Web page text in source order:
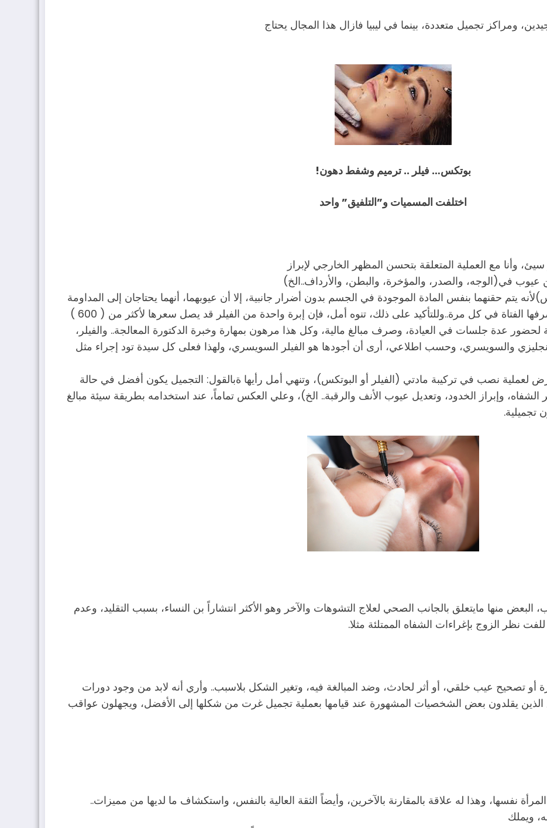
ومراكز تجميل متعددة، بينما في ليبيا فازال هذا المجال يحتاج
بوتكس… فيلر .. ترميم وشفط دهون!
اختلفت المسميات و”التلفيق” واحد
سيئ، وأنا مع العملية المتعلقة بتحسن المظهر الخارجي لإبراز
عيوب في(الوجه، والصدر، والمؤخرة، والبطن، والأرداف..الخ)
يتم حقنهما بنفس المادة الموجودة في الجسم بدون أضرار جانبية، إلا أن عيوبهما، أنهما يحتاجان إلى المداومة
والاستمرارية، مع التكلفة الباهظة التي ستصرفها الفتاة في كل مرة..وللتأكيد على ذلك، تنوه أمل، فإن إبرة واحدة من الفيلر قد يصل سعرها لأكثر من ( 600 )
لحضور عدة جلسات في العيادة، وصرف مبالغ مالية، وكل هذا مرهون بمهارة وخبرة الدكتورة المعالجة.. والفيلر،
والسويسري، وحسب اطلاعي، أرى أن أجودها هو الفيلر السويسري، ولهذا فعلى كل سيدة تود إجراء مثل
لعملية نصب في تركيبة مادتي (الفيلر أو البوتكس)، وتنهي أمل رأيها ةبالقول: التجميل يكون أفضل في حالة
وإبراز الخدود، وتعديل عيوب الأنف والرقبة.. الخ)، وعلي العكس تماماً، عند استخدامه بطريقة سيئة مبالغ
تجميلية.
البعض منها مايتعلق بالجانب الصحي لعلاج التشوهات والآخر وهو الأكثر انتشاراً بن النساء، بسبب التقليد، وعدم
نظر الزوج بإغراءات الشفاه الممتلئة مثلا.
أو تصحيح عيب خلقي، أو أثر لحادث، وضد المبالغة فيه، وتغير الشكل بلاسبب.. وأري أنه لابد من وجود دورات
يقلدون بعض الشخصيات المشهورة عند قيامها بعملية تجميل غرت من شكلها إلى الأفضل، ويجهلون عواقب
نفسها، وهذا له علاقة بالمقارنة بالآخرين، وأيضاً الثقة العالية بالنفس، واستكشاف ما لديها من مميزات..
ويملك